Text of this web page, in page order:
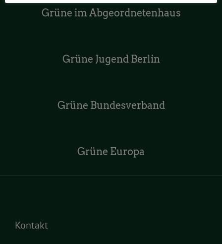
Grüne im Abgeordnetenhaus
Grüne Jugend Berlin
Grüne Bundesverband
Grüne Europa
Kontakt